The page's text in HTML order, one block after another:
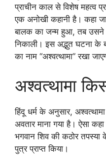
प्राचीन काल से विशेष महत्व
एक अनोखी कहानी है। कहा
बालक का जन्म हुआ, तब उसने
निकाली। इस अद्भुत घटना के
का नाम “अश्वत्थामा” रखा
अश्वत्थामा
हिंदू धर्म के अनुसार,
अवतार माना गया है। ऐसा
भगवान शिव की कठोर
पुत्र प्राप्त किया।